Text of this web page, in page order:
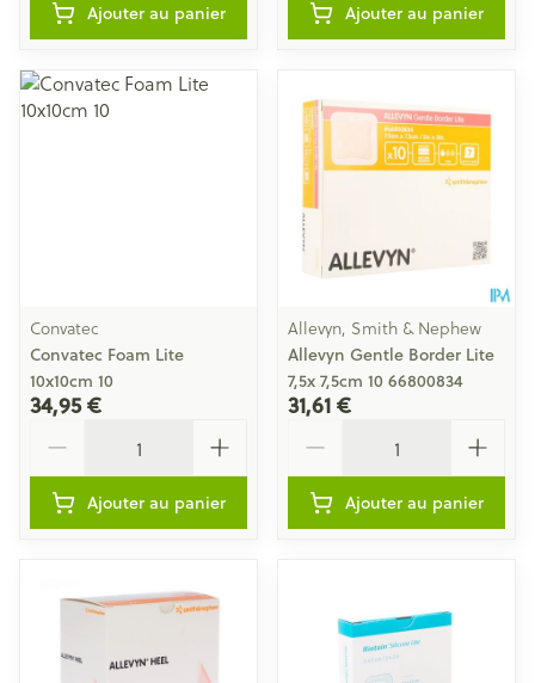
Ajouter au panier Ajouter au panier
Convatec
Convatec Foam Lite
10x10cm 10
34,95 €
Ajouter au panier
Allevyn, Smith & Nephew
Allevyn Gentle Border Lite
7,5x 7,5cm 10 66800834
31,61 €
Ajouter au panier